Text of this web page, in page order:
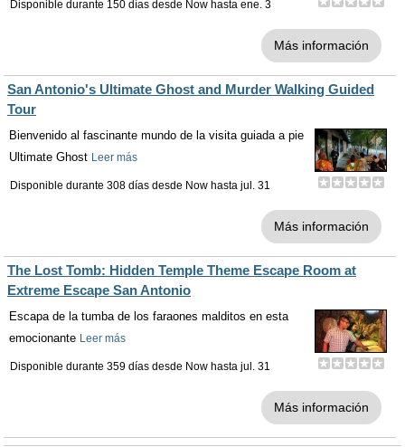
Disponible durante 150 días desde Now hasta ene. 3
Más información
San Antonio's Ultimate Ghost and Murder Walking Guided
Tour
Bienvenido al fascinante mundo de la visita guiada a pie
Ultimate Ghost Leer más
Disponible durante 308 días desde Now hasta jul. 31
Más información
The Lost Tomb: Hidden Temple Theme Escape Room at
Extreme Escape San Antonio
Escapa de la tumba de los faraones malditos en esta
emocionante Leer más
Disponible durante 359 días desde Now hasta jul. 31
Más información